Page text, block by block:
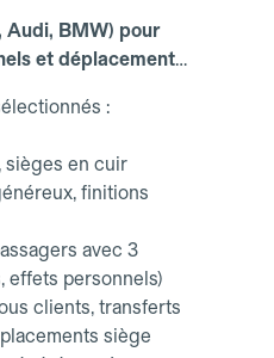
Audi, BMW) pour
et déplacements
:
sièges en cuir
finitions
avec 3
effets personnels)
clients, transferts
siège